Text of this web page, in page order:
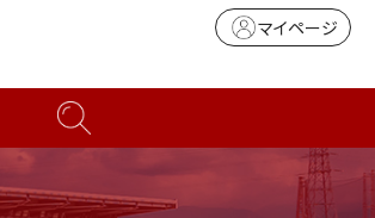
マイページ